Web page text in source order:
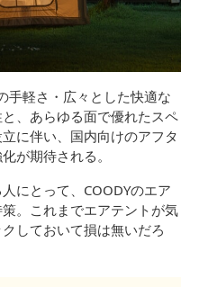
手軽さ・広々とした快適な
、あらゆる面で優れたスペ
に伴い、国内向けのアフタ
が期待される。
にとって、COODYのエア
。これまでエアテントが気
しておいて損は無いだろ